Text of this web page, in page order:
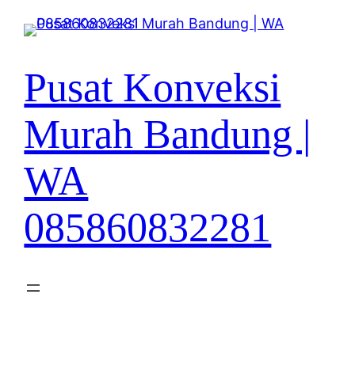
Lewati
Pusat Konveksi
Murah Bandung |
WA
085860832281